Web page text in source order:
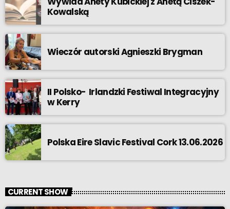
Kowalską
Wieczór autorski Agnieszki Brygman
II Polsko- Irlandzki Festiwal Integracyjny
w Kerry
Polska Eire Slavic Festival Cork 13.06.2026
CURRENT SHOW